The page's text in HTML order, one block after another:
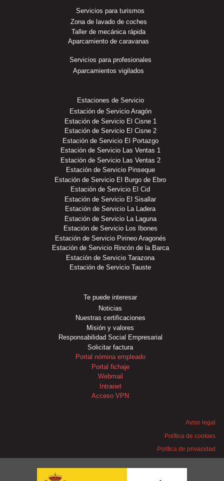
Servicios para turismos
Zona de lavado de coches
Taller de mecánica rápida
Aparcamiento de caravanas
Servicios para profesionales
Aparcamientos vigilados
Estaciones de Servicio
Estación de Servicio Aragón
Estación de Servicio El Cisne 1
Estación de Servicio El Cisne 2
Estación de Servicio El Portazgo
Estación de Servicio Las Ventas 1
Estación de Servicio Las Ventas 2
Estación de Servicio Pinseque
Estación de Servicio El Burgo de Ebro
Estación de Servicio El Cid
Estación de Servicio El Sisallar
Estación de Servicio La Ladera
Estación de Servicio La Laguna
Estación de Servicio Los Ibones
Estación de Servicio Pirineo Aragonés
Estación de Servicio Rincón de la Barca
Estación de Servicio Tarazona
Estación de Servicio Tauste
Te puede interesar
Noticias
Nuestras certificaciones
Misión y valores
Responsabilidad Social Empresarial
Solicitar factura
Portal nómina empleado
Portal fichaje
Webmail
Intranet
Acceso VPN
Aviso legal
Política de cookies
Política de privacidad